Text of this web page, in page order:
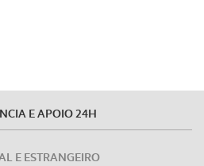
E APOIO 24H
E ESTRANGEIRO